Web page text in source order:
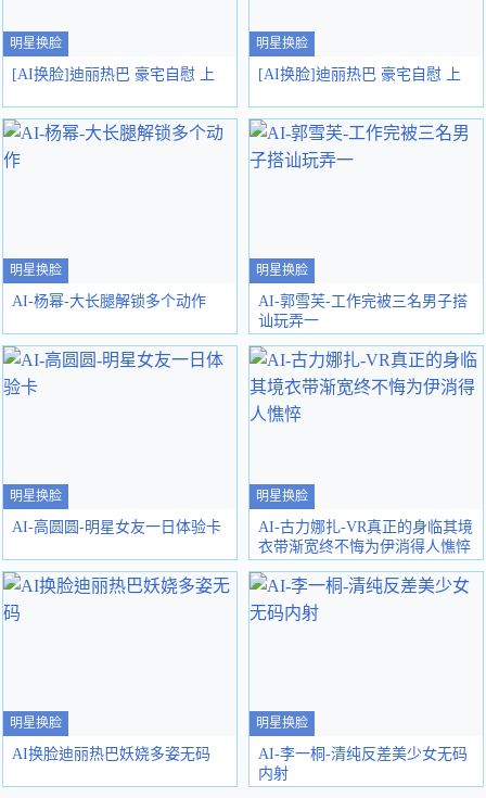
明星换脸
[AI换脸]迪丽热巴 豪宅自慰 上
明星换脸
[AI换脸]迪丽热巴 豪宅自慰 上
明星换脸
AI-杨幂-大长腿解锁多个动作
明星换脸
AI-郭雪芙-工作完被三名男子搭
讪玩弄一
明星换脸
AI-高圆圆-明星女友一日体验卡
明星换脸
AI-古力娜扎-VR真正的身临其境
衣带渐宽终不悔为伊消得人憔悴
明星换脸
AI换脸迪丽热巴妖娆多姿无码
明星换脸
AI-李一桐-清纯反差美少女无码
内射